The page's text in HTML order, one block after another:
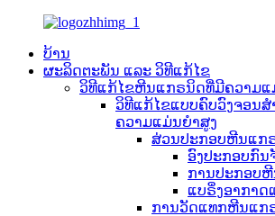
ບ້ານ
ຜະລິດຕະພັນ ແລະ ວິທີແກ້ໄຂ
ວິທີແກ້ໄຂຫີນແກຣນິດທີ່ມີຄວາມແ
ວິທີແກ້ໄຂແບບຄົບວົງຈອນ
ຄວາມແມ່ນຍໍາສູງ
ສ່ວນປະກອບຫີນແກ
ອົງປະກອບກົ
ການປະກອບ
ແບຣິ່ງອາກາດ
ການວັດແທກຫີນແກ